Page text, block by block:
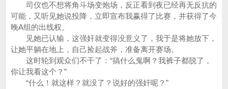
司仪也不想将角斗场变炮场，反正看到夜已经再无反抗的
可能，又听见她说投降，立即宣布我赢得了比赛，并获得了今
晚A组的出线权。
见她已认输，这强奸就变得没意义了，我于是将她放下，
让她平躺在地上，自己捡起战斧，准备离开赛场。
这时轮到观众们不干了：“搞什么鬼啊？我裤子都脱了，
你让我看这个？”
“什么！就这样？就没了？说好的强奸呢？”